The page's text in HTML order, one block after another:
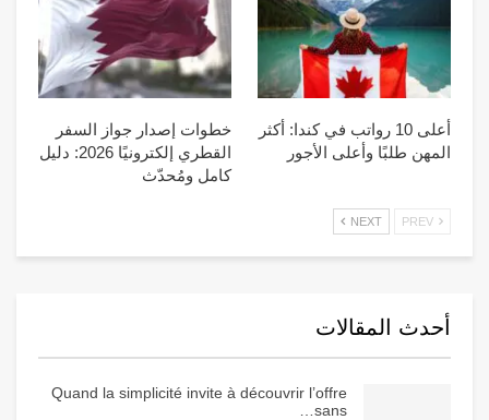
أعلى 10 رواتب في كندا: أكثر
المهن طلبًا وأعلى الأجور
خطوات إصدار جواز السفر
القطري إلكترونيًا 2026: دليل
كامل ومُحدّث
NEXT
أحدث المقالات
Quand la simplicité invite à découvrir l’offre
sans…